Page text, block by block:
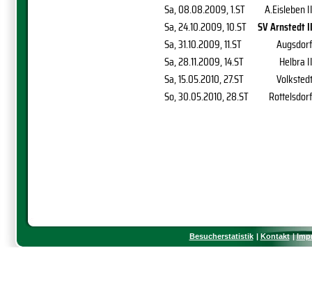
Sa, 08.08.2009, 1.ST
A.Eisleben II
Sa, 24.10.2009, 10.ST
SV Arnstedt II
Sa, 31.10.2009, 11.ST
Augsdorf
Sa, 28.11.2009, 14.ST
Helbra II
Sa, 15.05.2010, 27.ST
Volkstedt
So, 30.05.2010, 28.ST Rottelsdorf
Besucherstatistik Kontakt